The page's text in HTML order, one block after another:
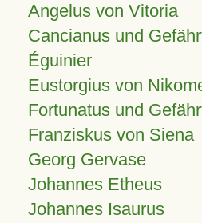
Angelus von Vitoria
Cancianus und
Éguinier
Eustorgius von
Fortunatus und
Franziskus von Siena
Georg Gervase
Johannes Etheus
Johannes Isaurus